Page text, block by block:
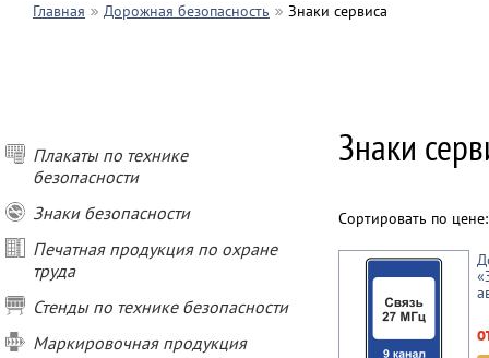
Главная Дорожная безопасность Знаки сервиса
Плакаты по технике
безопасности
Знаки безопасности
Печатная продукция по охране
труда
Стенды по технике безопасности
Маркировочная продукция
Знаки
Сортировать по